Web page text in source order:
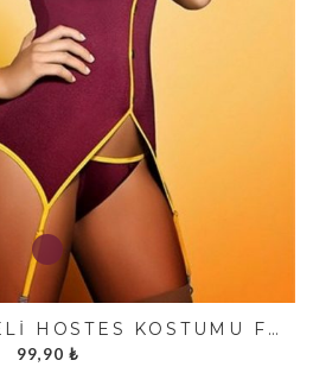
GÖĞÜS DEKOLTELI HOSTES KOSTÜMÜ FK4444
99,90 ₺